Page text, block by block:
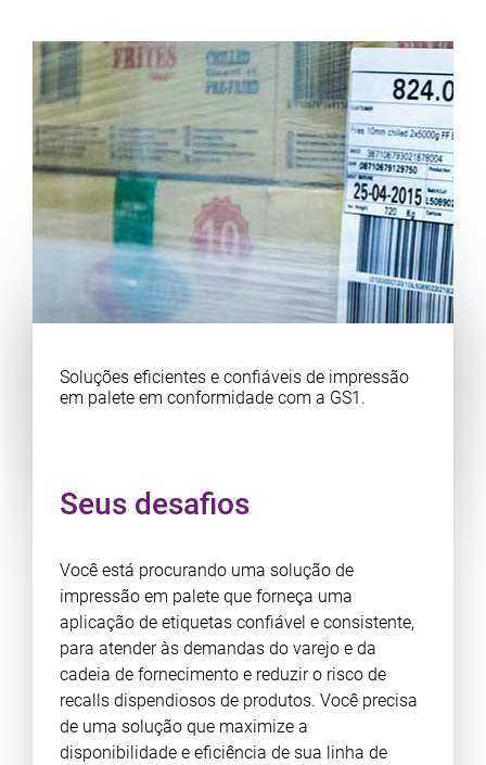
Soluções eficientes e confiáveis de impressão
em palete em conformidade com a GS1.
Seus desafios
Você está procurando uma solução de
impressão em palete que forneça uma
aplicação de etiquetas confiável e consistente,
para atender às demandas do varejo e da
cadeia de fornecimento e reduzir o risco de
recalls dispendiosos de produtos. Você precisa
de uma solução que maximize a
disponibilidade e eficiência de sua linha de